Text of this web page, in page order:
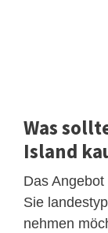
Was
Island
Das
Sie
nehmen